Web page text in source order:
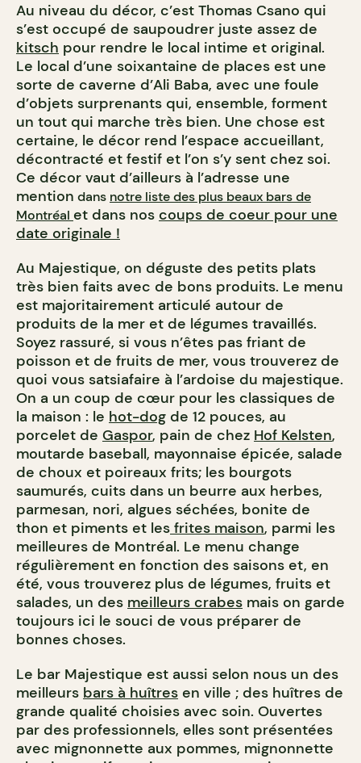
Au niveau du décor, c’est Thomas Csano qui
s’est occupé de saupoudrer juste assez de
kitsch pour rendre le local intime et original.
Le local d’une soixantaine de places est une
sorte de caverne d’Ali Baba, avec une foule
d’objets surprenants qui, ensemble, forment
un tout qui marche très bien. Une chose est
certaine, le décor rend l’espace accueillant,
décontracté et festif et l’on s’y sent chez soi.
Ce décor vaut d’ailleurs à l’adresse une
mention dans notre liste des plus beaux bars de
Montréal et dans nos coups de coeur pour une
date originale !
Au Majestique, on déguste des petits plats
très bien faits avec de bons produits. Le menu
est majoritairement articulé autour de
produits de la mer et de légumes travaillés.
Soyez rassuré, si vous n’êtes pas friant de
poisson et de fruits de mer, vous trouverez de
quoi vous satsiafaire à l’ardoise du majestique.
On a un coup de cœur pour les classiques de
la maison : le hot-dog de 12 pouces, au
porcelet de Gaspor, pain de chez Hof Kelsten,
moutarde baseball, mayonnaise épicée, salade
de choux et poireaux frits; les bourgots
saumurés, cuits dans un beurre aux herbes,
parmesan, nori, algues séchées, bonite de
thon et piments et les frites maison, parmi les
meilleures de Montréal. Le menu change
régulièrement en fonction des saisons et, en
été, vous trouverez plus de légumes, fruits et
salades, un des meilleurs crabes mais on garde
toujours ici le souci de vous préparer de
bonnes choses.
Le bar Majestique est aussi selon nous un des
meilleurs bars à huîtres en ville ; des huîtres de
grande qualité choisies avec soin. Ouvertes
par des professionnels, elles sont présentées
avec mignonnette aux pommes, mignonnette